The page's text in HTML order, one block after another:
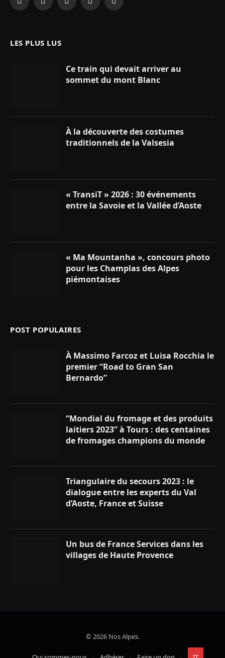
Facebook
X
InstagramYouTubeLinkedIn
LES PLUS LUS
Ce train qui devait arriver au
sommet du mont Blanc
À la découverte des costumes
traditionnels de la Valsesia
« TransiT » 2026 : 30 événements
entre la Savoie et la Vallée d’Aoste
« Ma Mountanha », concours photo
pour les Champlas des Alpes
piémontaises
POST POPULAIRES
À Massimo Farcoz et Luisa Rocchia le
premier “Road to Gran San
Bernardo”
“Mondial du fromage et des produits
laitiers 2023” à Tours : des centaines
de fromages champions du monde
Triangulaire du secours 2023 : le
dialogue entre les experts du Val
d’Aoste, France et Suisse
Un bus de France Services dans les
villages de Haute Provence
© 2026 Nos Alpes.